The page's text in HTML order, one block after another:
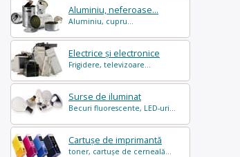
Aluminiu, neferoase...
Aluminiu, cupru...
Electrice și electronice
Frigidere, televizoare...
Surse de iluminat
Becuri fluorescente, LED-uri...
Cartușe de imprimantă
toner, cartușe de cerneală...